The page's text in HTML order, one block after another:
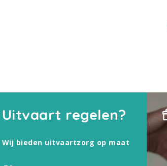
Uitvaart regelen?
Wij bieden uitvaartzorg op maat